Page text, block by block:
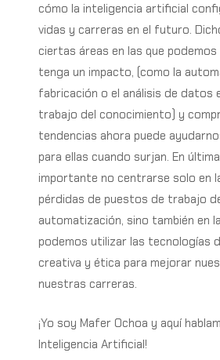
cómo la inteligencia artificial
vidas y carreras en el futuro.
ciertas áreas en las que podemos
tenga un impacto, (como la
fabricación o el análisis de datos
trabajo del conocimiento) y
tendencias ahora puede
para ellas cuando surjan. En
importante no centrarse solo en
pérdidas de puestos de trabajo
automatización, sino también en
podemos utilizar las tecnologías
creativa y ética para mejorar
nuestras carreras.
¡Yo soy Mafer Ochoa y aquí
Inteligencia Artificial!